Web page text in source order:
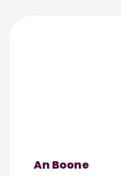
An Boone